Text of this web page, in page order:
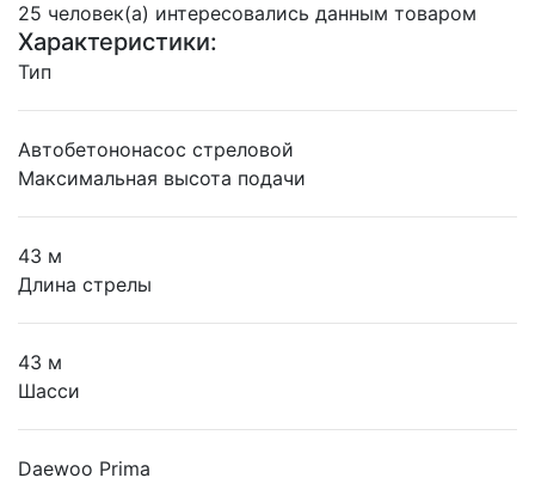
25 человек(а) интересовались данным товаром
Характеристики:
Тип
Автобетононасос стреловой
Максимальная высота подачи
43 м
Длина стрелы
43 м
Шасси
Daewoo Prima